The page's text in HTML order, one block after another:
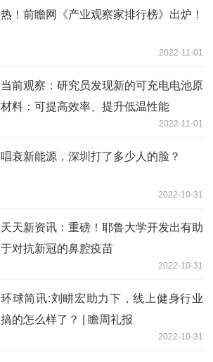
热！前瞻网《产业观察家排行榜》出炉！
2022-11-01
当前观察：研究员发现新的可充电电池原
材料：可提高效率、提升低温性能
2022-11-01
唱衰新能源，深圳打了多少人的脸？
2022-10-31
天天新资讯：重磅！耶鲁大学开发出有助
于对抗新冠的鼻腔疫苗
2022-10-31
环球简讯:刘畊宏助力下，线上健身行业
搞的怎么样了？ | 瞻周礼报
2022-10-31